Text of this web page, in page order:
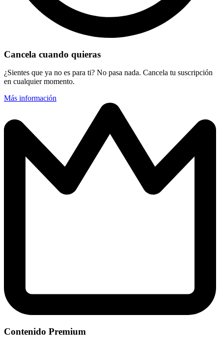
Cancela cuando quieras
¿Sientes que ya no es para ti? No pasa nada. Cancela tu suscripción
en cualquier momento.
Más información
Contenido Premium